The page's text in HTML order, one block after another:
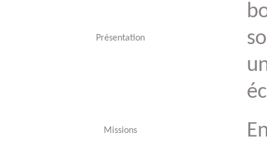
Présentation
Missions